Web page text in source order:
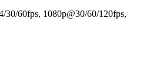
30/60fps, 1080p@30/60/120fps,